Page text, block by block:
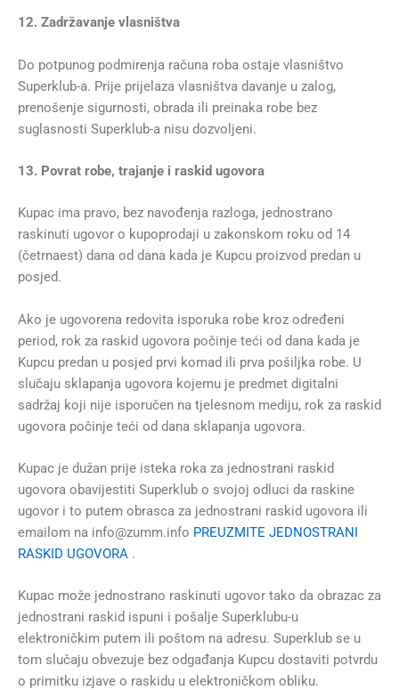
12. Zadržavanje vlasništva
Do potpunog podmirenja računa roba ostaje vlasništvo
Superklub-a. Prije prijelaza vlasništva davanje u zalog,
prenošenje sigurnosti, obrada ili preinaka robe bez
suglasnosti Superklub-a nisu dozvoljeni.
13. Povrat robe, trajanje i raskid ugovora
Kupac ima pravo, bez navođenja razloga, jednostrano
raskinuti ugovor o kupoprodaji u zakonskom roku od 14
(četrnaest) dana od dana kada je Kupcu proizvod predan u
posjed.
Ako je ugovorena redovita isporuka robe kroz određeni
period, rok za raskid ugovora počinje teći od dana kada je
Kupcu predan u posjed prvi komad ili prva pošiljka robe. U
slučaju sklapanja ugovora kojemu je predmet digitalni
sadržaj koji nije isporučen na tjelesnom mediju, rok za raskid
ugovora počinje teći od dana sklapanja ugovora.
Kupac je dužan prije isteka roka za jednostrani raskid
ugovora obavijestiti Superklub o svojoj odluci da raskine
ugovor i to putem obrasca za jednostrani raskid ugovora ili
emailom na info@zumm.info PREUZMITE JEDNOSTRANI
RASKID UGOVORA .
Kupac može jednostrano raskinuti ugovor tako da obrazac za
jednostrani raskid ispuni i pošalje Superklubu-u
elektroničkim putem ili poštom na adresu. Superklub se u
tom slučaju obvezuje bez odgađanja Kupcu dostaviti potvrdu
o primitku izjave o raskidu u elektroničkom obliku.